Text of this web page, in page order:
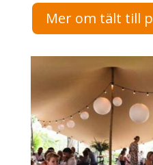
Mer om tält till